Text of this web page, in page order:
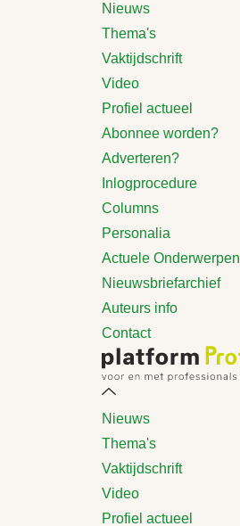
Nieuws
Thema's
Vaktijdschrift
Video
Profiel actueel
Abonnee worden?
Adverteren?
Inlogprocedure
Columns
Personalia
Actuele Onderwerpen
Nieuwsbriefarchief
Auteurs info
Contact
Nieuws
Thema's
Vaktijdschrift
Video
Profiel actueel